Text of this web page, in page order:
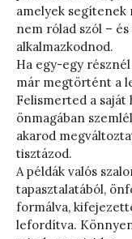
amelyek
nem rólad szól –
alkalmazkodnod.
Ha egy-egy résznél
már megtörtént a
Felismerted a saját
önmagában
akarod
tisztázod.
A példák valós
tapasztalatából,
formálva,
lefordítva.